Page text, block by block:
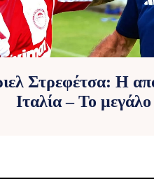
Στρεφέτσα: Η
Ιταλία – Το